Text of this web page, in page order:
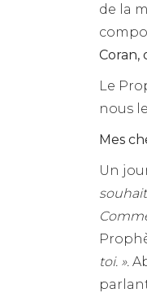
de la
Coran,
Le
nous
Mes
Un
toi. ».